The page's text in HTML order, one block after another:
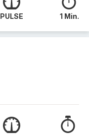
PULSE 1 Min.